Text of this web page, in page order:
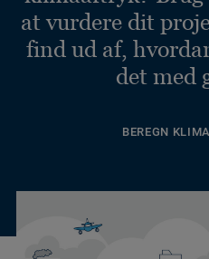
at vurdere dit
find ud af,
det med
BEREGN